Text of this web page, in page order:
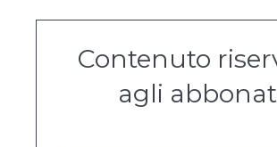
Contenuto
agli